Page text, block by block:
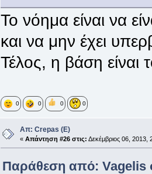
Το νόημα είναι να
και να μην έχει
Τέλος, η βάση είναι
0 0 0 0
Απ: Crepas (E)
« Απάντηση #26 στις: Δεκέμβριος 06, 2013,
Παράθεση από: Vagelis